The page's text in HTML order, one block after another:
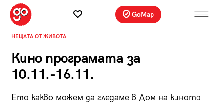
GoMap
НЕЩАТА ОТ ЖИВОТА
Кино програмата за
10.11.-16.11.
Ето какво можем да гледаме в Дом на киното